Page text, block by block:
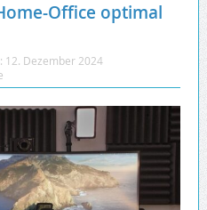
Office optimal
12. Dezember 2024